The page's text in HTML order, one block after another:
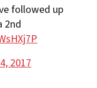
followed up
2nd
2017